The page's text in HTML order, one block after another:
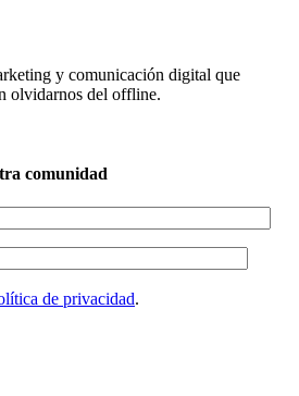
y comunicación digital que
olvidarnos del offline.
comunidad
de privacidad.